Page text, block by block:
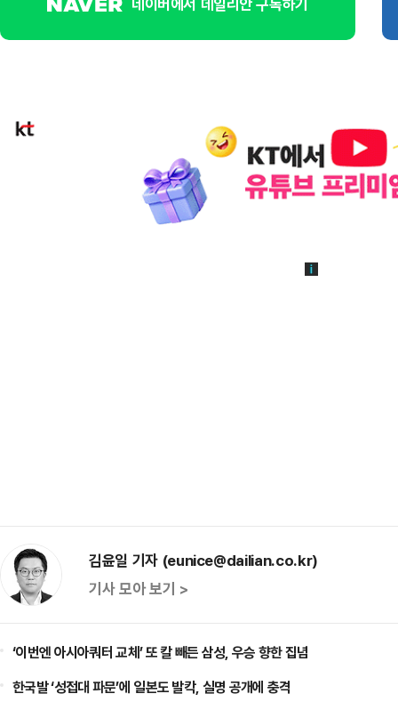
김윤일 기자 (eunice@dailian.co.kr)
기사 모아 보기 >
‘이번엔 아시아쿼터 교체’ 또 칼 빼든 삼성, 우승 향한 집념
한국발 ‘성접대 파문’에 일본도 발칵, 실명 공개에 충격